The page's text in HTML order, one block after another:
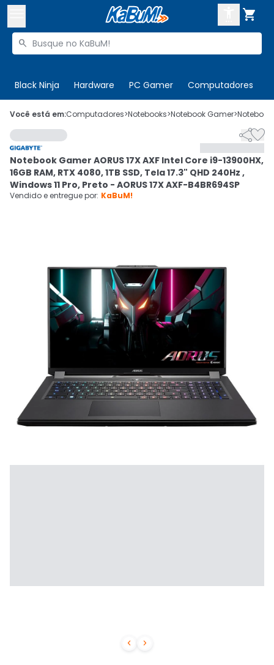

Buscar produtos

Black Ninja Hardware PC Gamer Computadores
 Olá. Acesse sua conta
 Departamentos
Cupons
Mais Vendidos
CADASTRE-SE
Você está em:Computadores>Notebooks>Notebook Gamer>
 

Notebook Gamer AORUS 17X AXF Intel Core i9-13900HX,
16GB RAM, RTX 4080, 1TB SSD, Tela 17.3" QHD 240Hz ,
Windows 11 Pro, Preto - AORUS 17X AXF-B4BR694SP
Vendido e entregue por: KaBuM!